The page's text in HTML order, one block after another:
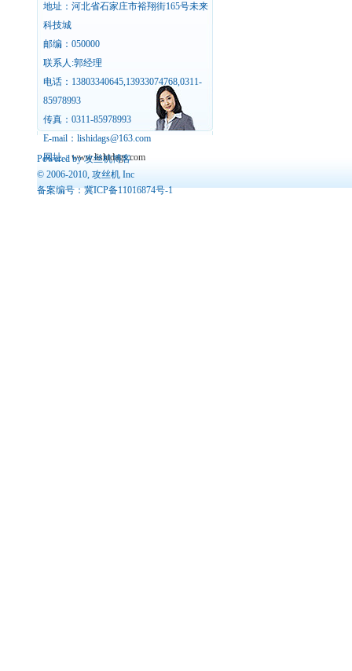
地址：河北省石家庄市裕翔街165号未来
科技城
邮编：050000
联系人:郭经理
电话：13803340645,13933074768,0311-
85978993
传真：0311-85978993
E-mail：lishidags@163.com
网址：www.lishidags.com
Powered by攻丝机博客
© 2006-2010, 攻丝机 Inc
备案编号：冀ICP备11016874号-1